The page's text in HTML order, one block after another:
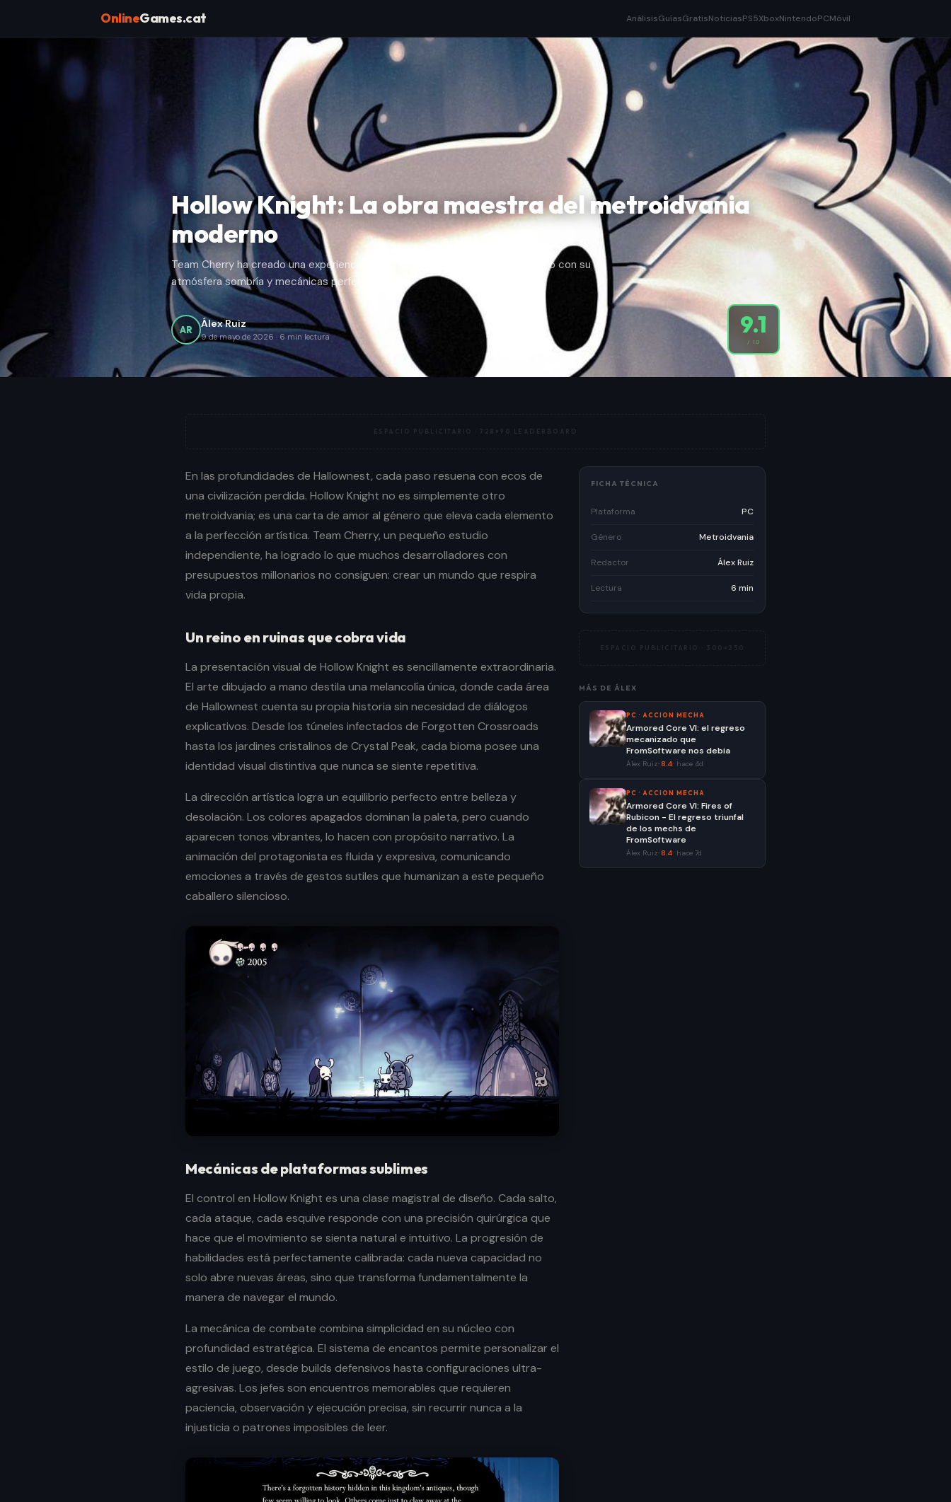
OnlineGames.cat AnálisisGuíasGratisNoticiasPS5XboxNintendoPCMóvil
Hollow Knight: La obra maestra del metroidvania
moderno
Team Cherry ha creado una experiencia de plataformas que redefine el género con su
atmósfera sombría y mecánicas perfectas.
AR Álex Ruiz
9 de mayo de 2026 · 6 min lectura 9.1
/ 10
ESPACIO PUBLICITARIO ·728×90 LEADERBOARD
En las profundidades de Hallownest, cada paso resuena con ecos de
una civilización perdida. Hollow Knight no es simplemente otro
metroidvania; es una carta de amor al género que eleva cada elemento
a la perfección artística. Team Cherry, un pequeño estudio
independiente, ha logrado lo que muchos desarrolladores con
presupuestos millonarios no consiguen: crear un mundo que respira
vida propia.
Un reino en ruinas que cobra vida
La presentación visual de Hollow Knight es sencillamente extraordinaria.
El arte dibujado a mano destila una melancolía única, donde cada área
de Hallownest cuenta su propia historia sin necesidad de diálogos
explicativos. Desde los túneles infectados de Forgotten Crossroads
hasta los jardines cristalinos de Crystal Peak, cada bioma posee una
identidad visual distintiva que nunca se siente repetitiva.
La dirección artística logra un equilibrio perfecto entre belleza y
desolación. Los colores apagados dominan la paleta, pero cuando
aparecen tonos vibrantes, lo hacen con propósito narrativo. La
animación del protagonista es fluida y expresiva, comunicando
emociones a través de gestos sutiles que humanizan a este pequeño
caballero silencioso.
Mecánicas de plataformas sublimes
El control en Hollow Knight es una clase magistral de diseño. Cada salto,
cada ataque, cada esquive responde con una precisión quirúrgica que
hace que el movimiento se sienta natural e intuitivo. La progresión de
habilidades está perfectamente calibrada: cada nueva capacidad no
solo abre nuevas áreas, sino que transforma fundamentalmente la
manera de navegar el mundo.
La mecánica de combate combina simplicidad en su núcleo con
profundidad estratégica. El sistema de encantos permite personalizar el
estilo de juego, desde builds defensivos hasta configuraciones ultra-
agresivas. Los jefes son encuentros memorables que requieren
paciencia, observación y ejecución precisa, sin recurrir nunca a la
injusticia o patrones imposibles de leer.
FICHA TÉCNICA
Plataforma PC
Género Metroidvania
Redactor Álex Ruiz
Lectura 6 min
ESPACIO PUBLICITARIO · 300×250
MÁS DE ÁLEX
PC · ACCION MECHA
Armored Core VI: el regreso
mecanizado que
FromSoftware nos debia
Álex Ruiz·8.4 hace 4d
PC · ACCION MECHA
Armored Core VI: Fires of
Rubicon - El regreso triunfal
de los mechs de
FromSoftware
Álex Ruiz·8.4 hace 7d